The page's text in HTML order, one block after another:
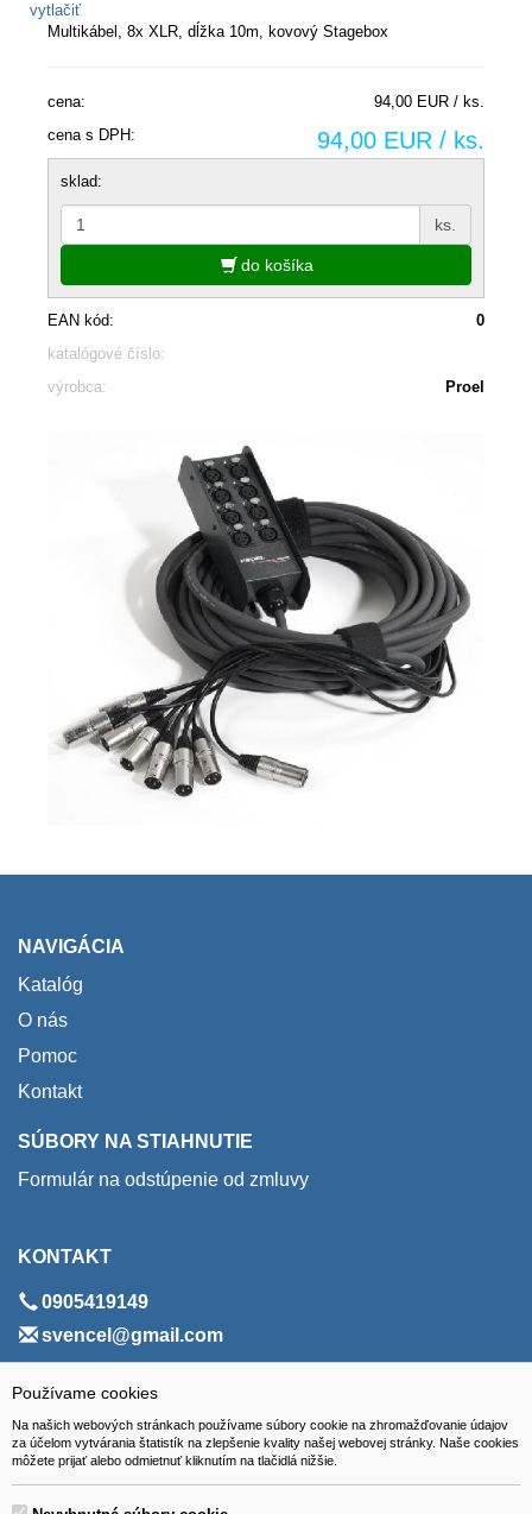
Používame cookies
Na našich webových stránkach používame súbory cookie na zhromažďovanie údajov
za účelom vytvárania štatistík na zlepšenie kvality našej webovej stránky. Naše cookies
môžete prijať alebo odmietnuť kliknutím na tlačidlá nižšie.
vytlačiť
Multikábel, 8x XLR, dĺžka 10m, kovový Stagebox
cena:
94,00 EUR / ks.
cena s DPH:
94,00 EUR / ks.
sklad:
ks.
do košíka
EAN kód:
0
katalógové číslo:
výrobca:
Proel
NAVIGÁCIA
Katalóg
O nás
Pomoc
Kontakt
SÚBORY NA STIAHNUTIE
Formulár na odstúpenie od zmluvy
KONTAKT
0905419149
svencel@gmail.com
ADRESA
VEST - tech s.r.o.
Hviezdoslavova 280/6, 965 01 Žiar nad Hronom
Slovakia (Slovak Republic)